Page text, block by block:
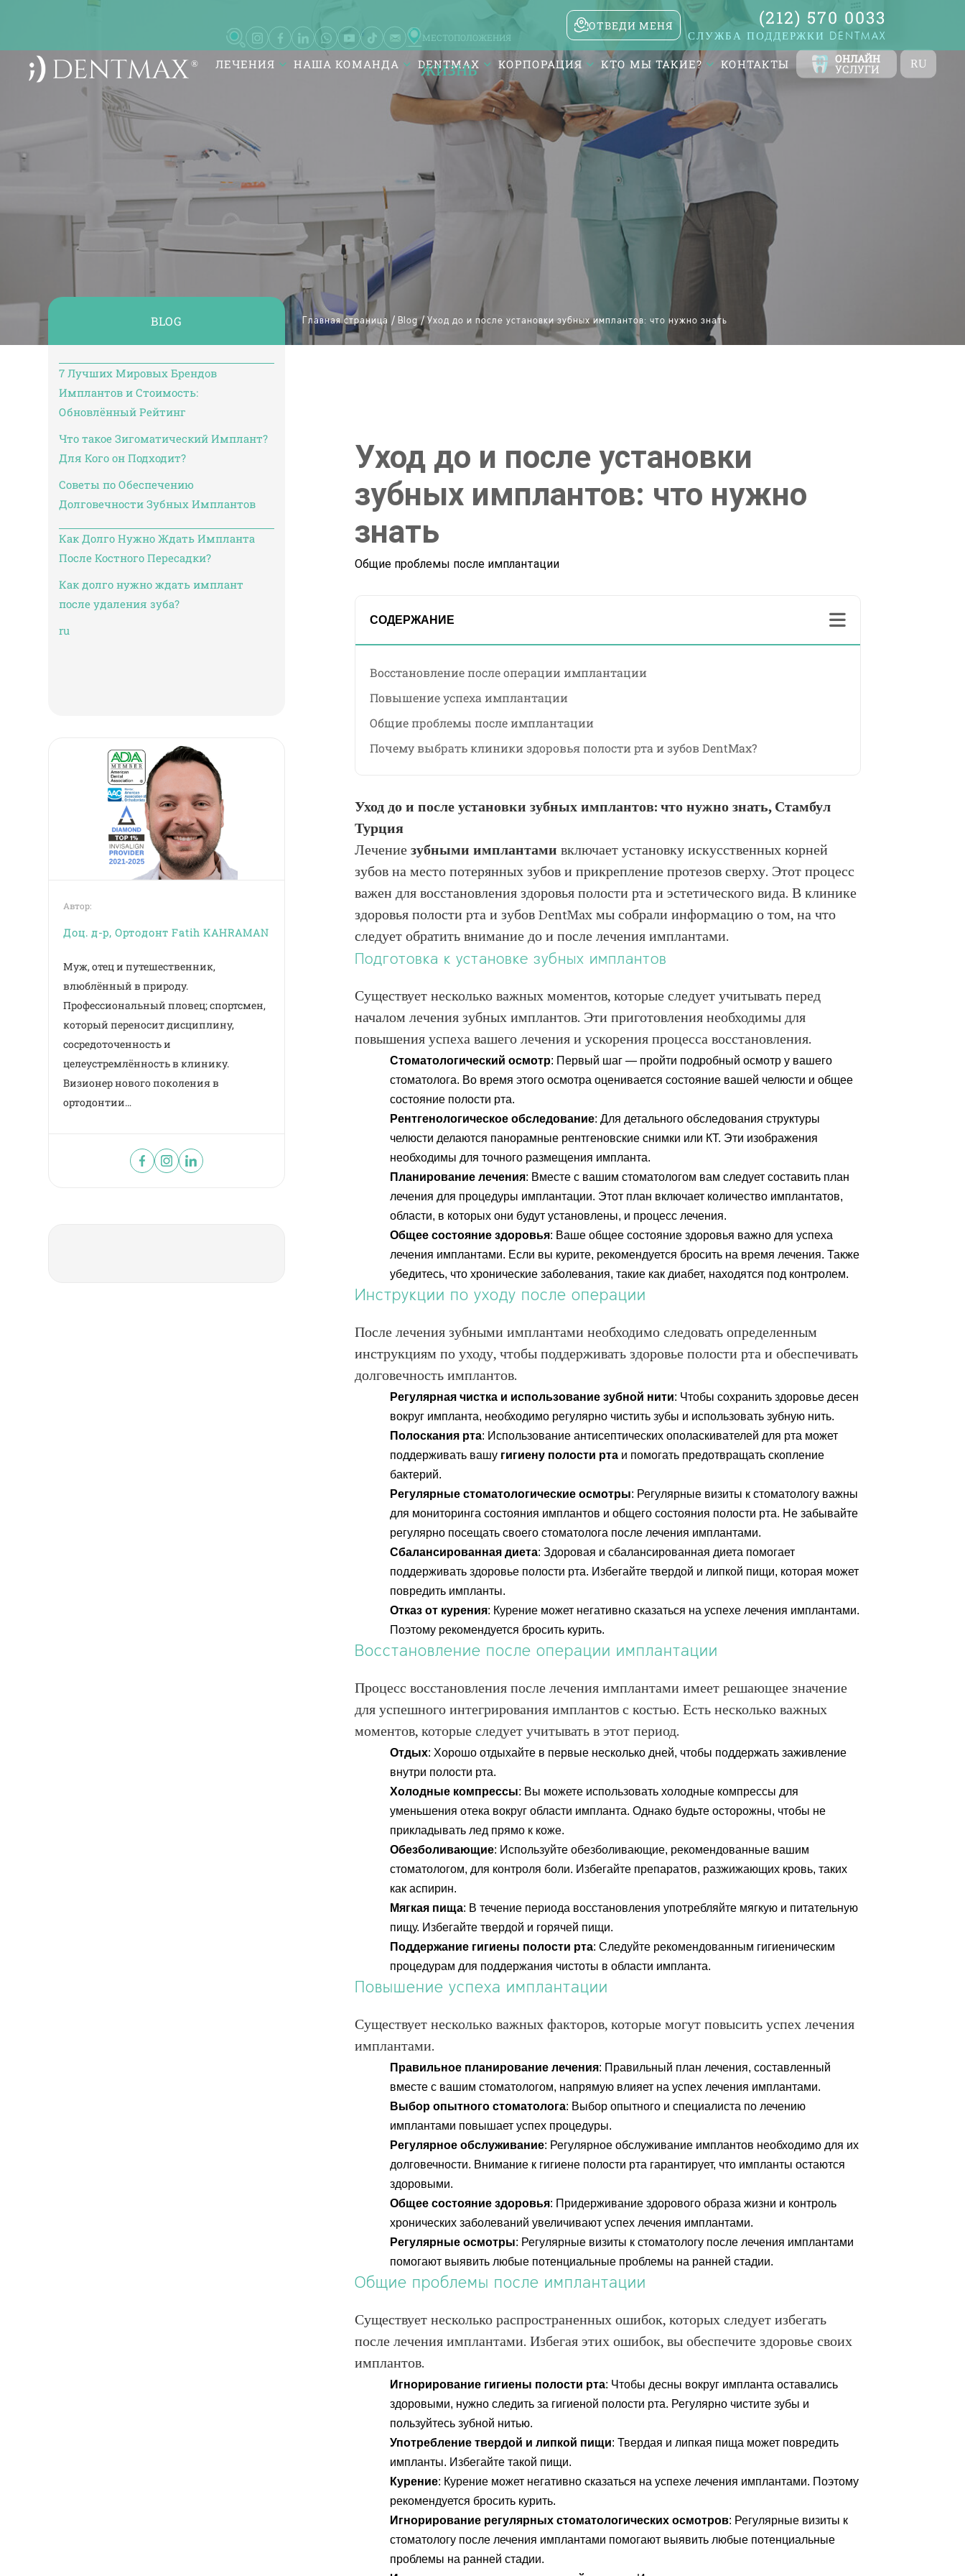
26 августа, 2024 | 3 - 4 минутное чтение
Уход до и после установки зубных имплантов: что нужно знать
BLOG Главная страница / Blog / Уход до и после установки зубных имплантов: что нужно знать
ОТВЕДИ МЕНЯ (212) 570 0033
СЛУЖБА ПОДДЕРЖКИ DENTMAX
ЛЕЧЕНИЯ НАША КОМАНДА DENTMAX КОРПОРАЦИЯ КТО МЫ ТАКИЕ? КОНТАКТЫ ОНЛАЙН
УСЛУГИ RU
МЕСТОПОЛОЖЕНИЯ
Sağlığı Polikliniği / invisalign -
7-8-9-10 Kısım Mh. Çobançeşme E-
5, Yan Yol
Karesi / Balıkesir
Atatürk Mah. DentMax Plaza,
Turgut Reis Cd. no:116,10020
Karesi/Balıkesir
ОНЛАЙН СОЗДАТЬ ЗАПИСЬ НА ПРИЕМ
ОТПРАВИТЬ
ФОТОГРАФИЮ
Продолжить
через Google
7 Лучших Мировых Брендов
Имплантов и Стоимость:
Обновлённый Рейтинг
Что такое Зигоматический Имплант?
Для Кого он Подходит?
Советы по Обеспечению
Долговечности Зубных Имплантов
Как Долго Нужно Ждать Импланта
После Костного Пересадки?
Как долго нужно ждать имплант
после удаления зуба?
ru
Автор:
Доц. д-р, Ортодонт Fatih KAHRAMAN
Муж, отец и путешественник,
влюблённый в природу.
Профессиональный пловец; спортсмен,
который переносит дисциплину,
сосредоточенность и
целеустремлённость в клинику.
Визионер нового поколения в
ортодонтии…
Уход до и после установки
зубных имплантов: что нужно
знать
Общие проблемы после имплантации
СОДЕРЖАНИЕ
Восстановление после операции имплантации
Повышение успеха имплантации
Общие проблемы после имплантации
Почему выбрать клиники здоровья полости рта и зубов DentMax?
Уход до и после установки зубных имплантов: что нужно знать, Стамбул
Турция
Лечение зубными имплантами включает установку искусственных корней
зубов на место потерянных зубов и прикрепление протезов сверху. Этот процесс
важен для восстановления здоровья полости рта и эстетического вида. В клинике
здоровья полости рта и зубов DentMax мы собрали информацию о том, на что
следует обратить внимание до и после лечения имплантами.
Подготовка к установке зубных имплантов
Существует несколько важных моментов, которые следует учитывать перед
началом лечения зубных имплантов. Эти приготовления необходимы для
повышения успеха вашего лечения и ускорения процесса восстановления.
Стоматологический осмотр: Первый шаг — пройти подробный осмотр у вашего
стоматолога. Во время этого осмотра оценивается состояние вашей челюсти и общее
состояние полости рта.
Рентгенологическое обследование: Для детального обследования структуры
челюсти делаются панорамные рентгеновские снимки или КТ. Эти изображения
необходимы для точного размещения импланта.
Планирование лечения: Вместе с вашим стоматологом вам следует составить план
лечения для процедуры имплантации. Этот план включает количество имплантатов,
области, в которых они будут установлены, и процесс лечения.
Общее состояние здоровья: Ваше общее состояние здоровья важно для успеха
лечения имплантами. Если вы курите, рекомендуется бросить на время лечения. Также
убедитесь, что хронические заболевания, такие как диабет, находятся под контролем.
Инструкции по уходу после операции
После лечения зубными имплантами необходимо следовать определенным
инструкциям по уходу, чтобы поддерживать здоровье полости рта и обеспечивать
долговечность имплантов.
Регулярная чистка и использование зубной нити: Чтобы сохранить здоровье десен
вокруг импланта, необходимо регулярно чистить зубы и использовать зубную нить.
Полоскания рта: Использование антисептических ополаскивателей для рта может
поддерживать вашу гигиену полости рта и помогать предотвращать скопление
бактерий.
Регулярные стоматологические осмотры: Регулярные визиты к стоматологу важны
для мониторинга состояния имплантов и общего состояния полости рта. Не забывайте
регулярно посещать своего стоматолога после лечения имплантами.
Сбалансированная диета: Здоровая и сбалансированная диета помогает
поддерживать здоровье полости рта. Избегайте твердой и липкой пищи, которая может
повредить импланты.
Отказ от курения: Курение может негативно сказаться на успехе лечения имплантами.
Поэтому рекомендуется бросить курить.
Восстановление после операции имплантации
Процесс восстановления после лечения имплантами имеет решающее значение
для успешного интегрирования имплантов с костью. Есть несколько важных
моментов, которые следует учитывать в этот период.
Отдых: Хорошо отдыхайте в первые несколько дней, чтобы поддержать заживление
внутри полости рта.
Холодные компрессы: Вы можете использовать холодные компрессы для
уменьшения отека вокруг области импланта. Однако будьте осторожны, чтобы не
прикладывать лед прямо к коже.
Обезболивающие: Используйте обезболивающие, рекомендованные вашим
стоматологом, для контроля боли. Избегайте препаратов, разжижающих кровь, таких
как аспирин.
Мягкая пища: В течение периода восстановления употребляйте мягкую и питательную
пищу. Избегайте твердой и горячей пищи.
Поддержание гигиены полости рта: Следуйте рекомендованным гигиеническим
процедурам для поддержания чистоты в области импланта.
Повышение успеха имплантации
Существует несколько важных факторов, которые могут повысить успех лечения
имплантами.
Правильное планирование лечения: Правильный план лечения, составленный
вместе с вашим стоматологом, напрямую влияет на успех лечения имплантами.
Выбор опытного стоматолога: Выбор опытного и специалиста по лечению
имплантами повышает успех процедуры.
Регулярное обслуживание: Регулярное обслуживание имплантов необходимо для их
долговечности. Внимание к гигиене полости рта гарантирует, что импланты остаются
здоровыми.
Общее состояние здоровья: Придерживание здорового образа жизни и контроль
хронических заболеваний увеличивают успех лечения имплантами.
Регулярные осмотры: Регулярные визиты к стоматологу после лечения имплантами
помогают выявить любые потенциальные проблемы на ранней стадии.
Общие проблемы после имплантации
Существует несколько распространенных ошибок, которых следует избегать
после лечения имплантами. Избегая этих ошибок, вы обеспечите здоровье своих
имплантов.
Игнорирование гигиены полости рта: Чтобы десны вокруг импланта оставались
здоровыми, нужно следить за гигиеной полости рта. Регулярно чистите зубы и
пользуйтесь зубной нитью.
Употребление твердой и липкой пищи: Твердая и липкая пища может повредить
импланты. Избегайте такой пищи.
Курение: Курение может негативно сказаться на успехе лечения имплантами. Поэтому
рекомендуется бросить курить.
Игнорирование регулярных стоматологических осмотров: Регулярные визиты к
стоматологу после лечения имплантами помогают выявить любые потенциальные
проблемы на ранней стадии.